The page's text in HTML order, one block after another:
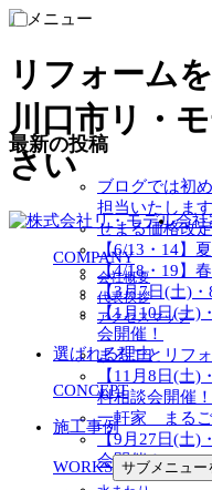
リフォーム
川口市リ・
さい
会社
COMPANY
会社概要
代表挨拶
アクセスマップ
選ばれる理由
CONCEPT
施工事例
WORKS サブメニュー
最新の投稿
ブログでは初
担当いたしま
せまる価格改
【6/13・14】
【4/18・19】
【3月7日(土)
【1月10日(土)
会開催！
まるごとリフ
【11月8日(土
料相談会開催！
一軒家 まるご
【9月27日(土)
会開催！